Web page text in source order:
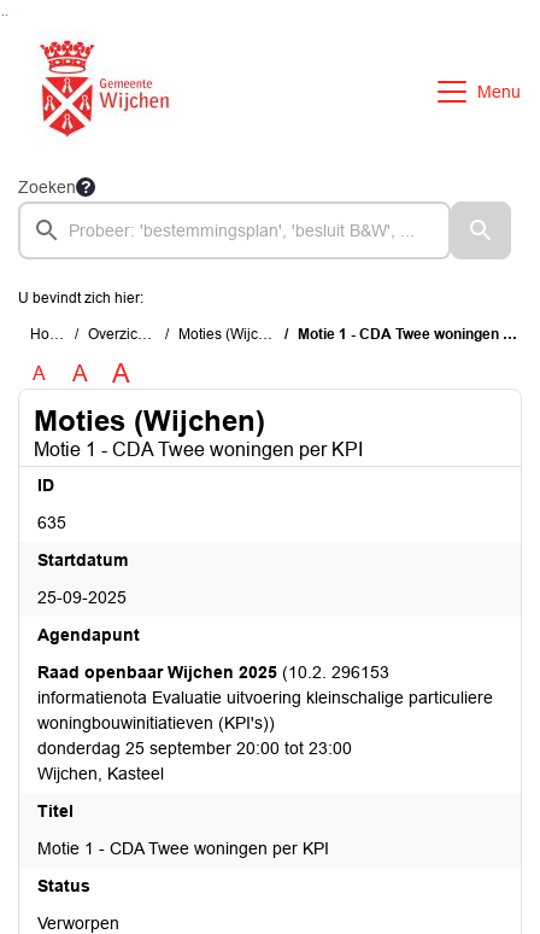
Ga naar de inhoud van deze pagina
Ga naar het zoeken
Ga naar het menu
Menu
Zoeken
U bevindt zich hier:
Home Overzichten Moties (Wijchen) Motie 1 - CDA Twee woningen per KPI
A A A
Moties (Wijchen)
Motie 1 - CDA Twee woningen per KPI
ID
635
Startdatum
25-09-2025
Agendapunt
Raad openbaar Wijchen 2025 (10.2. 296153
informatienota Evaluatie uitvoering kleinschalige particuliere
woningbouwinitiatieven (KPI's))
donderdag 25 september 20:00 tot 23:00
Wijchen, Kasteel
Titel
Motie 1 - CDA Twee woningen per KPI
Status
Verworpen